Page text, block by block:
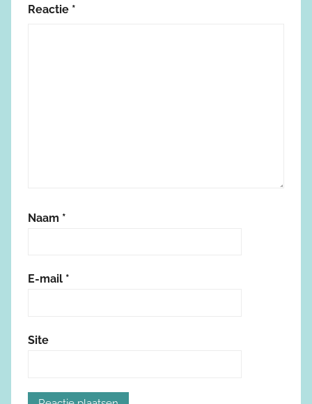
Reactie *
Naam *
E-mail *
Site